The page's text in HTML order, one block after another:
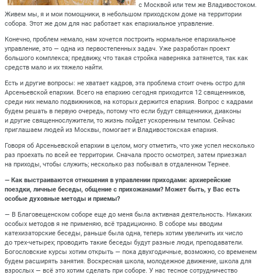
с Москвой или тем же Владивостоком.
Живем мы, я и мои помощники, в небольшом приходском доме на территории
собора. Этот же дом для нас работает как епархиальное управление.
Конечно, проблем немало, нам хочется построить нормальное епархиальное
управление, это — одна из первостепенных задач. Уже разработан проект
большого комплекса; предвижу, что такая стройка наверняка затянется, так как
средств мало и их тяжело найти.
Есть и другие вопросы: не хватает кадров, эта проблема стоит очень остро для
Арсеньевской епархии. Всего на епархию сегодня приходится 12 священников,
среди них немало подвижников, на которых держится епархия. Вопрос с кадрами
будем решать в первую очередь, потому что если будут священники, диаконы
и другие священнослужители, то жизнь пойдет ускоренным темпом. Сейчас
приглашаем людей из Москвы, помогает и Владивостокская епархия.
Говоря об Арсеньевской епархии в целом, могу отметить, что уже успел несколько
раз проехать по всей ее территории. Сначала просто осмотрел, затем приезжал
на приходы, чтобы служить; несколько раз побывал в отдаленном Тернее.
— Как выстраиваются отношения в управлении приходами: архиерейские
поездки, личные беседы, общение с прихожанами? Может быть, у Вас есть
особые духовные методы и приемы?
— В Благовещенском соборе еще до меня была активная деятельность. Никаких
особых методов я не применяю, всё традиционно. В соборе мы вводим
катехизаторские беседы, раньше была одна, теперь хотим увеличить их число
до трех-четырех; проводить такие беседы будут разные люди, преподаватели.
Богословские курсы хотим открыть — пока двухгодичные, возможно, со временем
будем расширять занятия. Воскресная школа, молодежное движение, школа для
взрослых — всё это хотим сделать при соборе. У нас тесное сотрудничество